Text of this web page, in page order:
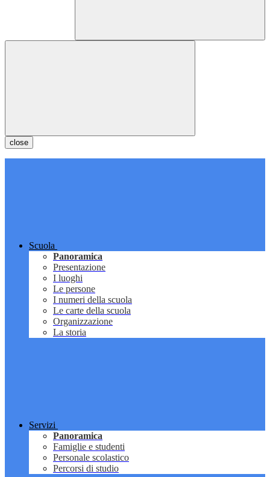
close
Scuola
Panoramica
Presentazione
I luoghi
Le persone
I numeri della scuola
Le carte della scuola
Organizzazione
La storia
Servizi
Panoramica
Famiglie e studenti
Personale scolastico
Percorsi di studio